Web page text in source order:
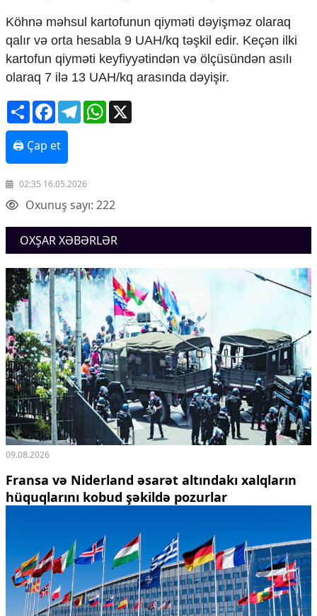
Səhiyyə
Ailə və uşaq
Turizm
İqtisadiyyat
İqtisadi xəbərlər
Energetika
Neft-qaz
Əmək və sosial siyasət
Kənd təsərrüfatı
Hərbi sənaye
Telekommunikasiya və nəqliyyat
COP29
Cəmiyyət
Crossmedia.az - 1 yaş
Siyasət
Məhkəmə və hüquq
Ekologiya
Zəfər - 5
Gənclər və İdman
Media və QHT
Hadisə
Sağlamlıq
Sosium
Mənəvi dəyərlər
Texnologiya
Mətbuat-150
Əlaqə
Missiyamız
Köhnə məhsul kartofunun qiyməti dəyişməz olaraq
qalır və orta hesabla 9 UAH/kq təşkil edir. Keçən ilki
kartofun qiyməti keyfiyyətindən və ölçüsündən asılı
olaraq 7 ilə 13 UAH/kq arasında dəyişir.
ShareFacebookTelegramWhatsApp
🖨 Çap et
02:35 16.05.2026
Oxunuş sayı: 222
OXŞAR XƏBƏRLƏR
09.08.2026
Fransa və Niderland əsarət altındakı xalqların
hüquqlarını kobud şəkildə pozurlar